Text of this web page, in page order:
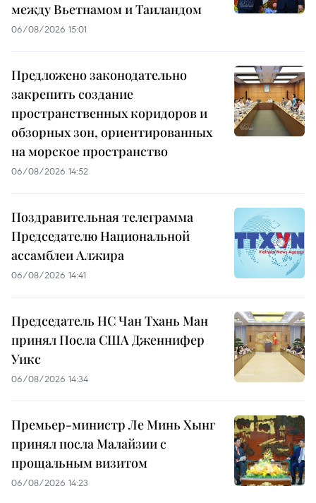
между Вьетнамом и Таиландом
06/08/2026 15:01
Предложено законодательно
закрепить создание
пространственных коридоров и
обзорных зон, ориентированных
на морское пространство
06/08/2026 14:52
Поздравительная телеграмма
Председателю Национальной
ассамблеи Алжира
06/08/2026 14:41
Председатель НС Чан Тхань Ман
принял Посла США Дженнифер
Уикс
06/08/2026 14:34
Премьер-министр Ле Минь Хынг
принял посла Малайзии с
прощальным визитом
06/08/2026 14:23